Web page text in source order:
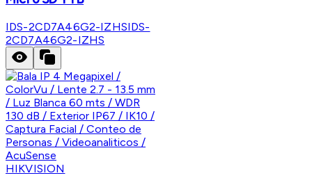
IDS-2CD7A46G2-IZHSIDS-
2CD7A46G2-IZHS
HIKVISION